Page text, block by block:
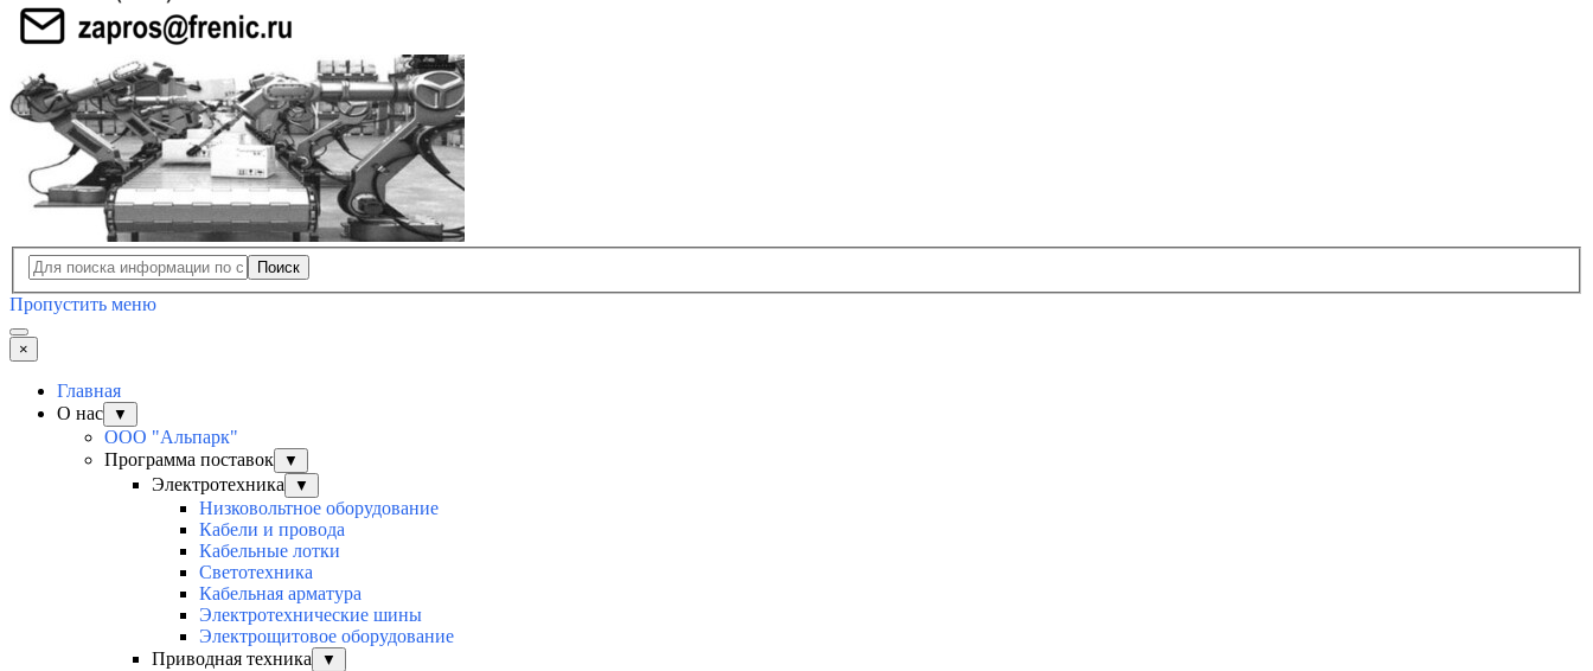
Поиск
Пропустить меню
×
Главная
О нас
▼
ООО "Альпарк"
Программа поставок
▼
Электротехника ▼
Низковольтное оборудование
Кабели и провода
Кабельные лотки
Светотехника
Кабельная арматура
Электротехнические шины
Электрощитовое оборудование
Приводная техника
▼